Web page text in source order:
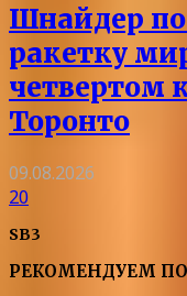
Шнайдер
ракетку
четвертом
Торонто
09.08.2026
20
SB3
РЕКОМЕНДУЕМ